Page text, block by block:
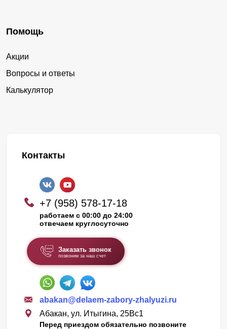
Помощь
Акции
Вопросы и ответы
Калькулятор
Контакты
+7 (958) 578-17-18
работаем с 00:00 до 24:00
отвечаем круглосуточно
Заказать звонок
позвоним за наш счет
abakan@delaem-zabory-zhalyuzi.ru
Абакан, ул. Итыгина, 25Вс1
Перед приездом обязательно позвоните